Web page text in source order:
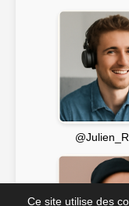
Ce site utilise des